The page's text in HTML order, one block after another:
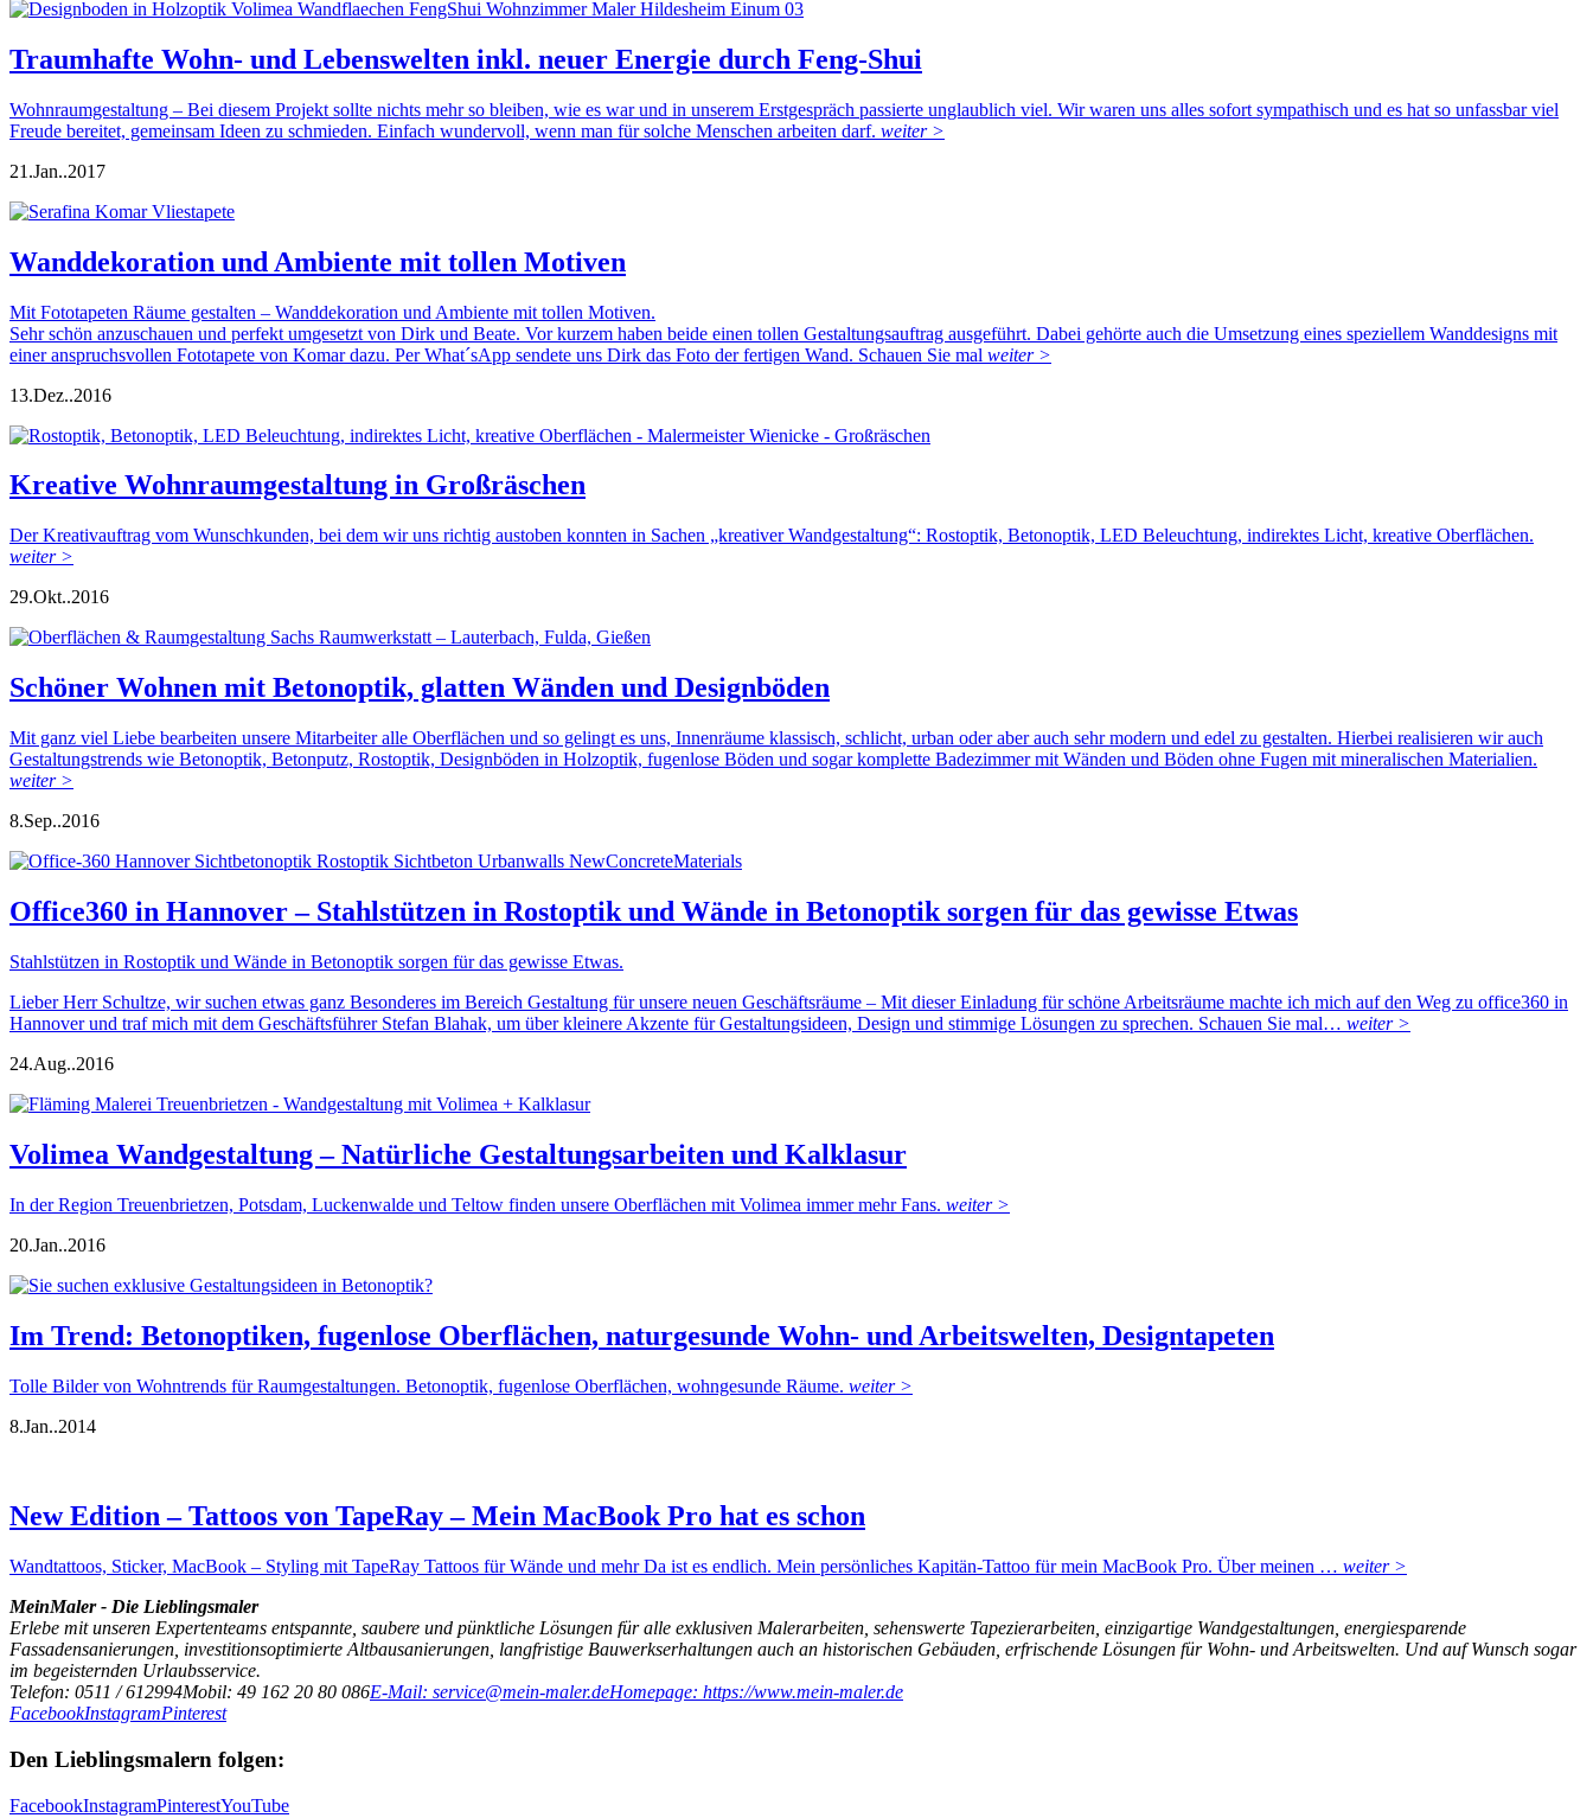
Traumhafte Wohn- und Lebenswelten inkl. neuer Energie durch Feng-Shui
Wohnraumgestaltung – Bei diesem Projekt sollte nichts mehr so bleiben, wie es war und in unserem Erstgespräch passierte unglaublich viel. Wir waren uns alles sofort sympathisch und es hat so unfassbar viel
Freude bereitet, gemeinsam Ideen zu schmieden. Einfach wundervoll, wenn man für solche Menschen arbeiten darf. weiter >
21.Jan..2017
Wanddekoration und Ambiente mit tollen Motiven
Mit Fototapeten Räume gestalten – Wanddekoration und Ambiente mit tollen Motiven.
Sehr schön anzuschauen und perfekt umgesetzt von Dirk und Beate. Vor kurzem haben beide einen tollen Gestaltungsauftrag ausgeführt. Dabei gehörte auch die Umsetzung eines speziellem Wanddesigns mit
einer anspruchsvollen Fototapete von Komar dazu. Per What´sApp sendete uns Dirk das Foto der fertigen Wand. Schauen Sie mal weiter >
13.Dez..2016
Kreative Wohnraumgestaltung in Großräschen
Der Kreativauftrag vom Wunschkunden, bei dem wir uns richtig austoben konnten in Sachen „kreativer Wandgestaltung“: Rostoptik, Betonoptik, LED Beleuchtung, indirektes Licht, kreative Oberflächen.
weiter >
29.Okt..2016
Schöner Wohnen mit Betonoptik, glatten Wänden und Designböden
Mit ganz viel Liebe bearbeiten unsere Mitarbeiter alle Oberflächen und so gelingt es uns, Innenräume klassisch, schlicht, urban oder aber auch sehr modern und edel zu gestalten. Hierbei realisieren wir auch
Gestaltungstrends wie Betonoptik, Betonputz, Rostoptik, Designböden in Holzoptik, fugenlose Böden und sogar komplette Badezimmer mit Wänden und Böden ohne Fugen mit mineralischen Materialien.
weiter >
8.Sep..2016
Office360 in Hannover – Stahlstützen in Rostoptik und Wände in Betonoptik sorgen für das gewisse Etwas
Stahlstützen in Rostoptik und Wände in Betonoptik sorgen für das gewisse Etwas.
Lieber Herr Schultze, wir suchen etwas ganz Besonderes im Bereich Gestaltung für unsere neuen Geschäftsräume – Mit dieser Einladung für schöne Arbeitsräume machte ich mich auf den Weg zu office360 in
Hannover und traf mich mit dem Geschäftsführer Stefan Blahak, um über kleinere Akzente für Gestaltungsideen, Design und stimmige Lösungen zu sprechen. Schauen Sie mal… weiter >
24.Aug..2016
Volimea Wandgestaltung – Natürliche Gestaltungsarbeiten und Kalklasur
In der Region Treuenbrietzen, Potsdam, Luckenwalde und Teltow finden unsere Oberflächen mit Volimea immer mehr Fans. weiter >
20.Jan..2016
Im Trend: Betonoptiken, fugenlose Oberflächen, naturgesunde Wohn- und Arbeitswelten, Designtapeten
Tolle Bilder von Wohntrends für Raumgestaltungen. Betonoptik, fugenlose Oberflächen, wohngesunde Räume. weiter >
8.Jan..2014
New Edition – Tattoos von TapeRay – Mein MacBook Pro hat es schon
Wandtattoos, Sticker, MacBook – Styling mit TapeRay Tattoos für Wände und mehr Da ist es endlich. Mein persönliches Kapitän-Tattoo für mein MacBook Pro. Über meinen … weiter >
MeinMaler - Die Lieblingsmaler
Erlebe mit unseren Expertenteams entspannte, saubere und pünktliche Lösungen für alle exklusiven Malerarbeiten, sehenswerte Tapezierarbeiten, einzigartige Wandgestaltungen, energiesparende
Fassadensanierungen, investitionsoptimierte Altbausanierungen, langfristige Bauwerkserhaltungen auch an historischen Gebäuden, erfrischende Lösungen für Wohn- und Arbeitswelten. Und auf Wunsch sogar
im begeisternden Urlaubsservice.
Telefon: 0511 / 612994Mobil: 49 162 20 80 086E-Mail: service@mein-maler.deHomepage: https://www.mein-maler.de
FacebookInstagramPinterest
Den Lieblingsmalern folgen:
FacebookInstagramPinterestYouTube